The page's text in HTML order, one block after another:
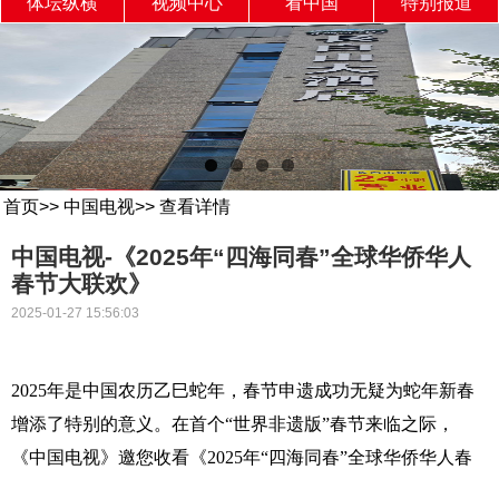
首页>> 中国电视>> 查看详情
中国电视-《2025年“四海同春”全球华侨华人
春节大联欢》
2025-01-27 15:56:03
2025年是中国农历乙巳蛇年，春节申遗成功无疑为蛇年新春
增添了特别的意义。在首个“世界非遗版”春节来临之际，
《中国电视》邀您收看《2025年“四海同春”全球华侨华人春